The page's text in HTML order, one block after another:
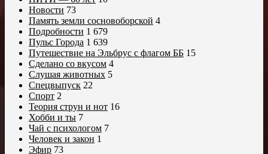
Новости 73
Память земли сосновоборской 4
Подробности 1 679
Пульс Города 1 639
Путешествие на Эльбрус с флагом ББ 15
Сделано со вкусом 4
Слушая животных 5
Спецвыпуск 22
Спорт 2
Теория струн и нот 16
Хобби и ты 7
Чай с психологом 7
Человек и закон 1
Эфир 73